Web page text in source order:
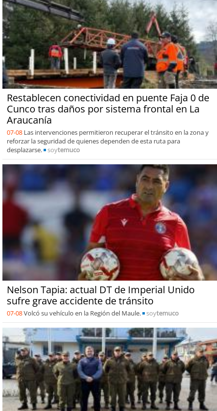
Restablecen conectividad en puente Faja 0 de
Cunco tras daños por sistema frontal en La
Araucanía
07-08 Las intervenciones permitieron recuperar el tránsito en la zona y
reforzar la seguridad de quienes dependen de esta ruta para
desplazarse.
soytemuco
Nelson Tapia: actual DT de Imperial Unido
sufre grave accidente de tránsito
07-08Volcó su vehículo en la Región del Maule. soytemuco